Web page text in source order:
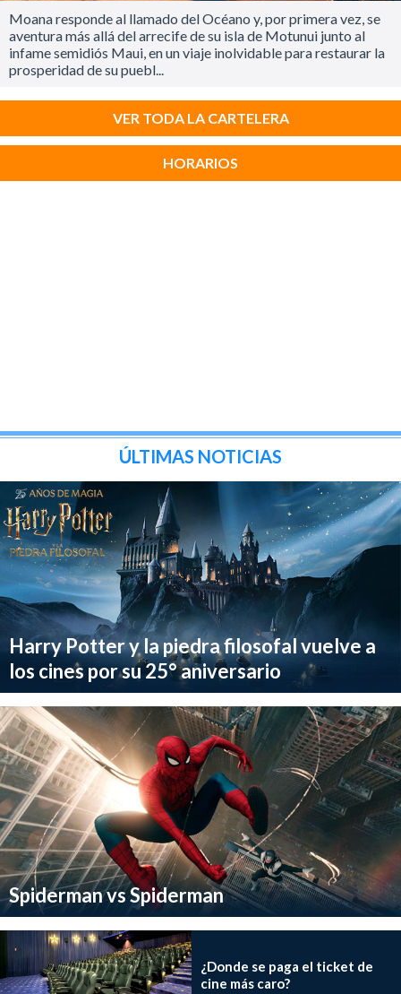
Moana responde al llamado del Océano y, por primera vez, se
aventura más allá del arrecife de su isla de Motunui junto al
infame semidiós Maui, en un viaje inolvidable para restaurar la
prosperidad de su puebl...
VER TODA LA CARTELERA
HORARIOS
ÚLTIMAS NOTICIAS
Harry Potter y la piedra filosofal vuelve a
los cines por su 25° aniversario
Spiderman vs Spiderman
¿Donde se paga el ticket de
cine más caro?